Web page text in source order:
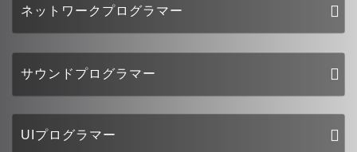
ネットワークプログラマー
サウンドプログラマー
UIプログラマー